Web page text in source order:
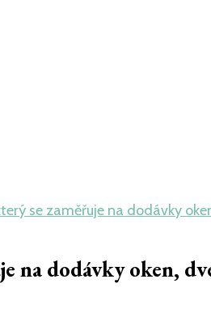
se zaměřuje na dodávky
na dodávky oken,